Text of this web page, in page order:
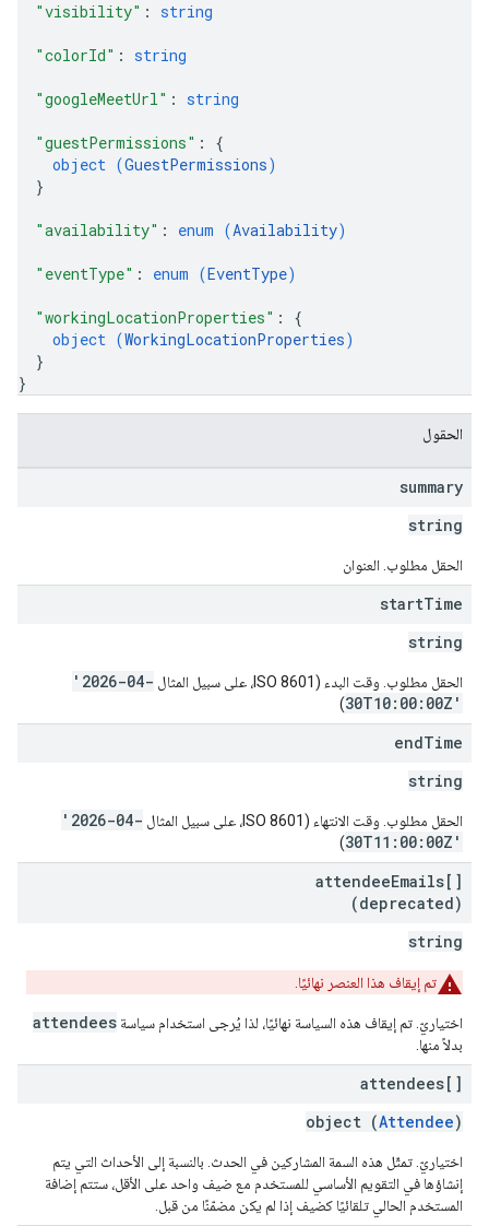
"visibility" : string
"colorId" : string
"googleMeetUrl" : string
"guestPermissions" : {
object (GuestPermissions)
}
"availability" : enum (Availability)
"eventType" : enum (EventType)
"workingLocationProperties" : {
object (WorkingLocationProperties)
}
}
الحقول
summary
string
الحقل مطلوب. العنوان
startTime
string
الحقل مطلوب. وقت البدء (ISO 8601، على سبيل المثال
'2026-04-
30T10:00:00Z'
)
endTime
string
الحقل مطلوب. وقت الانتهاء (ISO 8601، على سبيل المثال
'2026-04-
30T11:00:00Z'
)
attendeeEmails[]
(deprecated)
string
تم إيقاف هذا العنصر نهائيًا.
اختياريّ. تم إيقاف هذه السياسة نهائيًا، لذا يُرجى استخدام سياسة attendees
بدلاً منها.
attendees[]
object (Attendee)
اختياريّ. تمثّل هذه السمة المشاركين في الحدث. بالنسبة إلى الأحداث التي يتم
إنشاؤها في التقويم الأساسي للمستخدم مع ضيف واحد على الأقل، ستتم إضافة
المستخدم الحالي تلقائيًا كضيف إذا لم يكن مضمّنًا من قبل.